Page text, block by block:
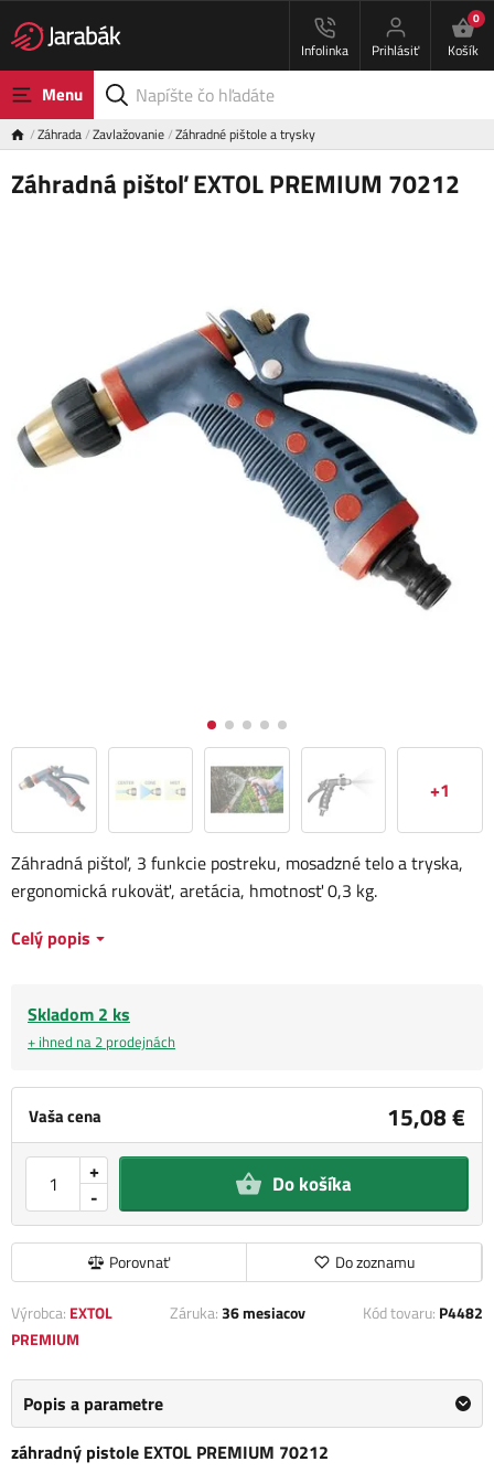
Infolinka Prihlásiť
0
Košík
Menu
Záhrada Zavlažovanie Záhradné pištole a trysky
Záhradná pištoľ EXTOL PREMIUM 70212
+1
Vaša cena 15,08 €
-
+ Do košíka
Porovnať Do zoznamu
Záhradná pištoľ, 3 funkcie postreku, mosadzné telo a tryska,
ergonomická rukoväť, aretácia, hmotnosť 0,3 kg.
Celý popis
Skladom 2 ks
+ ihned na 2 prodejnách
Výrobca: EXTOL
PREMIUM
Záruka:36 mesiacov Kód tovaru: P4482
Popis a parametre
záhradný pistole EXTOL PREMIUM 70212